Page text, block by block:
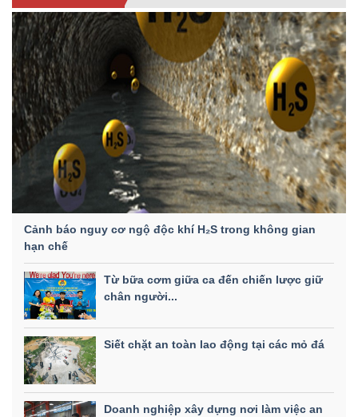
Cảnh báo nguy cơ ngộ độc khí H₂S trong không gian
hạn chế
Từ bữa cơm giữa ca đến chiến lược giữ
chân người...
Siết chặt an toàn lao động tại các mỏ đá
Doanh nghiệp xây dựng nơi làm việc an